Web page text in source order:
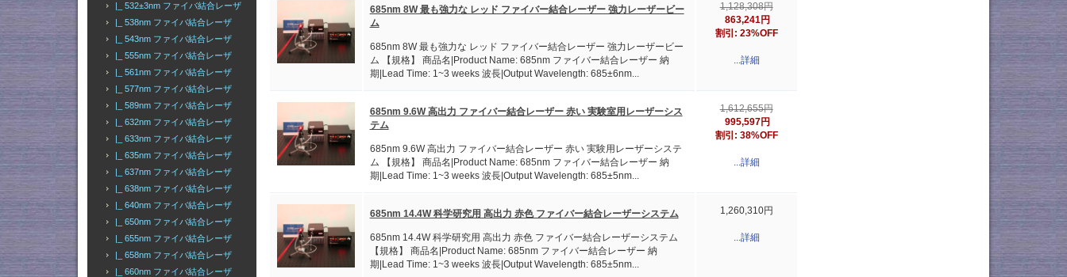
|_ 532±3nm ファイバ結合レーザ
|_ 538nm ファイバ結合レーザ
|_ 543nm ファイバ結合レーザ
|_ 555nm ファイバ結合レーザ
|_ 561nm ファイバ結合レーザ
|_ 577nm ファイバ結合レーザ
|_ 589nm ファイバ結合レーザ
|_ 632nm ファイバ結合レーザ
|_ 633nm ファイバ結合レーザ
|_ 635nm ファイバ結合レーザ
|_ 637nm ファイバ結合レーザ
|_ 638nm ファイバ結合レーザ
|_ 640nm ファイバ結合レーザ
|_ 650nm ファイバ結合レーザ
|_ 655nm ファイバ結合レーザ
|_ 658nm ファイバ結合レーザ
|_ 660nm ファイバ結合レーザ
685nm 8W 最も強力な レッド ファイバー結合レーザー 強力レーザービー
ム
685nm 8W 最も強力な レッド ファイバー結合レーザー 強力レーザービー
ム 【規格】 商品名|Product Name: 685nm ファイバー結合レーザー 納
期|Lead Time: 1~3 weeks 波長|Output Wavelength: 685±6nm...
1,128,308円
863,241円
割引: 23%OFF
...詳細
685nm 9.6W 高出力 ファイバー結合レーザー 赤い 実験室用レーザーシス
テム
685nm 9.6W 高出力 ファイバー結合レーザー 赤い 実験用レーザーシステ
ム 【規格】 商品名|Product Name: 685nm ファイバー結合レーザー 納
期|Lead Time: 1~3 weeks 波長|Output Wavelength: 685±5nm...
1,612,655円
995,597円
割引: 38%OFF
...詳細
685nm 14.4W 科学研究用 高出力 赤色 ファイバー結合レーザーシステム
685nm 14.4W 科学研究用 高出力 赤色 ファイバー結合レーザーシステム
【規格】 商品名|Product Name: 685nm ファイバー結合レーザー 納
期|Lead Time: 1~3 weeks 波長|Output Wavelength: 685±5nm...
1,260,310円
...詳細